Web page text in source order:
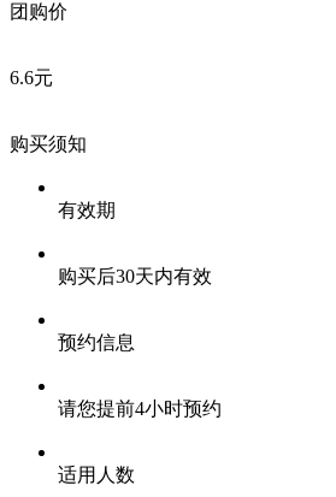
团购价
6.6元
购买须知
有效期
购买后30天内有效
预约信息
请您提前4小时预约
适用人数